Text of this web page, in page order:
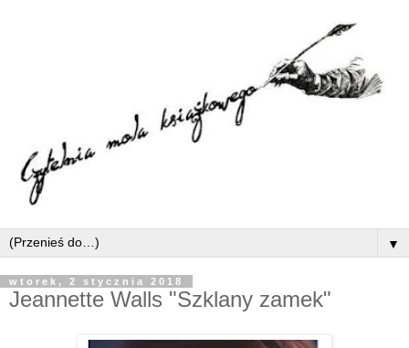
▼
wtorek, 2 stycznia 2018
Jeannette Walls "Szklany zamek"